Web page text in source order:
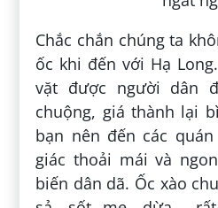
Chắc chắn chúng ta
ốc khi đến với Hạ
vặt được người dân
chuộng, giá thành lại
bạn nên đến các
giác thoải mái và
biến dân dã. Ốc xào